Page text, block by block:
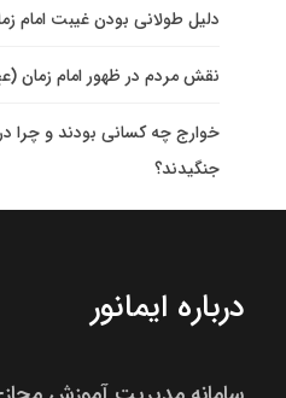
دلیل طولانی بودن غیبت امام
نقش مردم در ظهور امام زمان
خوارج چه کسانی بودند و چرا
جنگیدند؟
درباره ایمانور